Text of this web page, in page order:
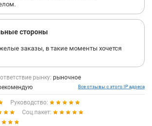
стороны
заказы, в такие моменты хочется
рынку: рыночное
Все отзывы с этого IP адреса
Руководство:
Соц.пакет: